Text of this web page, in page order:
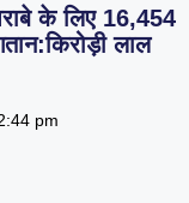
के लिए 16,454
लाल
pm